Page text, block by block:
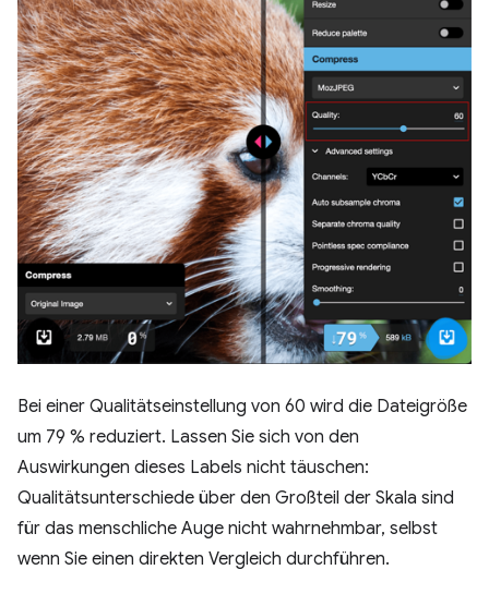
Bei einer Qualitätseinstellung von 60 wird die Dateigröße
um 79 % reduziert. Lassen Sie sich von den
Auswirkungen dieses Labels nicht täuschen:
Qualitätsunterschiede über den Großteil der Skala sind
für das menschliche Auge nicht wahrnehmbar, selbst
wenn Sie einen direkten Vergleich durchführen.